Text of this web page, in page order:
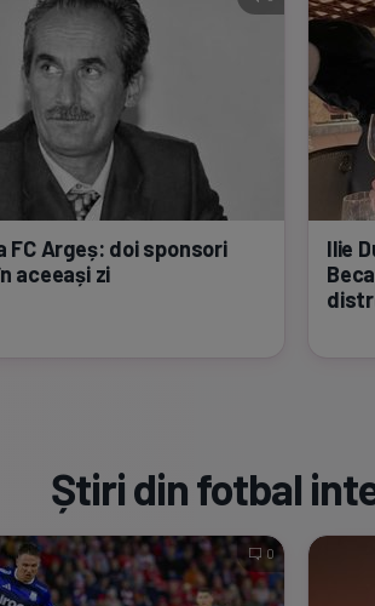
FC Argeș: doi sponsori
aceeași zi
Ilie
Știri din fotbal
0